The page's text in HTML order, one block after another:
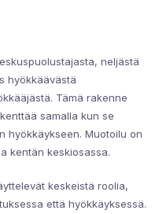
neljästä
hyökkäävästä
Tämä rakenne
samalla kun se
hyökkäykseen. Muotoilu on
kentän keskiosassa.
keskeistä roolia,
että hyökkäyksessä.